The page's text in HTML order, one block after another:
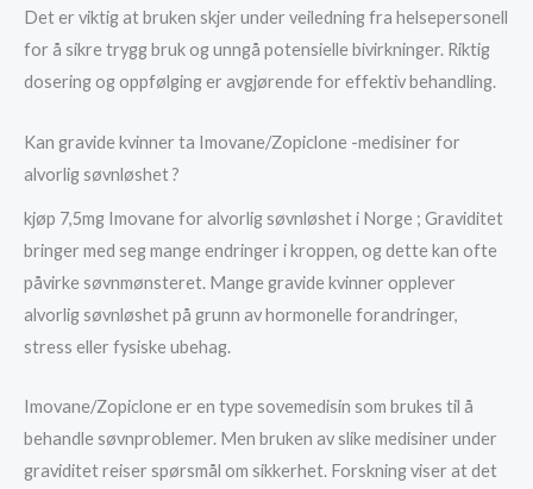
Det er viktig at bruken skjer under veiledning fra helsepersonell
for å sikre trygg bruk og unngå potensielle bivirkninger. Riktig
dosering og oppfølging er avgjørende for effektiv behandling.
Kan gravide kvinner ta Imovane/Zopiclone -medisiner for
alvorlig søvnløshet ?
kjøp 7,5mg Imovane for alvorlig søvnløshet i Norge ; Graviditet
bringer med seg mange endringer i kroppen, og dette kan ofte
påvirke søvnmønsteret. Mange gravide kvinner opplever
alvorlig søvnløshet på grunn av hormonelle forandringer,
stress eller fysiske ubehag.
Imovane/Zopiclone er en type sovemedisin som brukes til å
behandle søvnproblemer. Men bruken av slike medisiner under
graviditet reiser spørsmål om sikkerhet. Forskning viser at det